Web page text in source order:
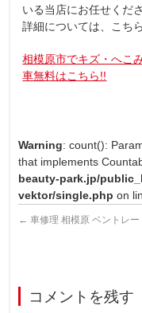
いる当店にお任せくださ
詳細については、こち
相模原市でキズ・へこ
車無料はこちら!!
Warning: count():
that implements
beauty-park.jp/
vektor/single.php on
← 車修理 相模原 ベントレー
コメントを残す